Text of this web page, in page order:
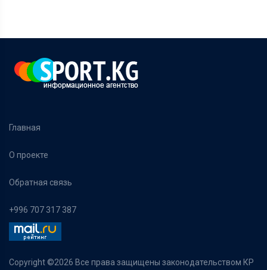
Главная
О проекте
Обратная связь
+996 707 317 387
Copyright ©2026 Все права защищены законодательством КР